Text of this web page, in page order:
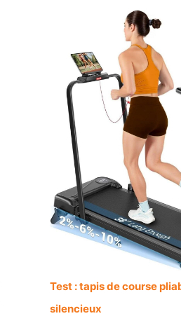
Test : tapis de course
silencieux